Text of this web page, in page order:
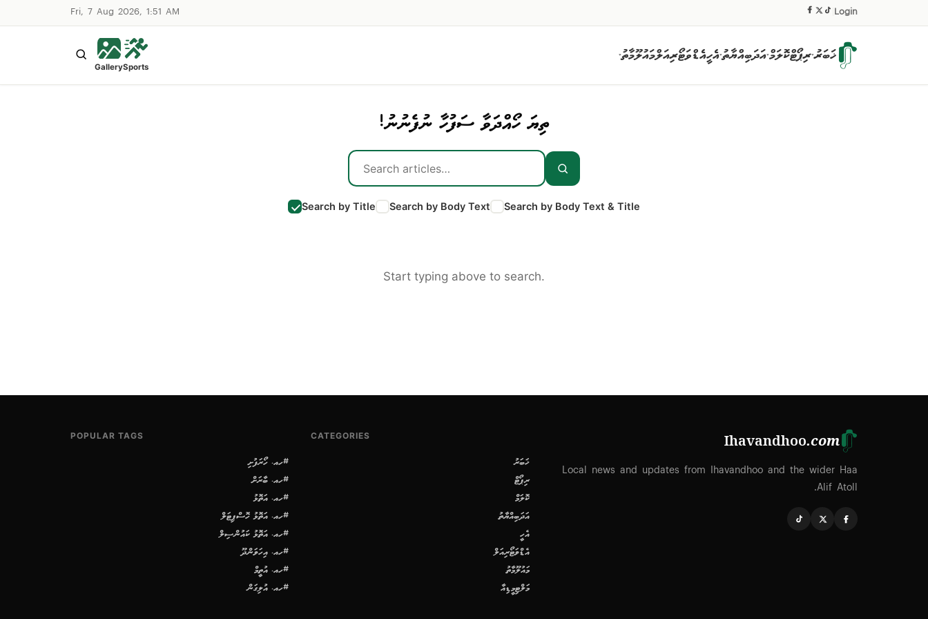
Fri, 7 Aug 2026, 1:51 AM Login
ޚަބަރު▾ރިޕޯޓްކޮލަމް▾އަދަބިއްޔާތު▾އެހީއެޑްވަޓޯރިއަލްމައުލޫމާތު▾
Sports
Gallery
ތިޔަ ހޯއްދަވާ ސަފުހާ ނުފެނުނު!
Search by Title Search by Body Text Search by Body Text & Title
Start typing above to search.
Ihavandhoo.com
Local news and updates from Ihavandhoo and the wider Haa
Alif Atoll.
CATEGORIES
ޚަބަރު
ރިޕޯޓް
ކޮލަމް
އަދަބިއްޔާތު
އެހީ
އެޑްވަޓޯރިއަލް
މައުލޫމާތު
މަލްޓިމީޑިއާ
POPULAR TAGS
#ހއ. ހޯރަފުށި
#ހއ. ބާރަށް
#ހއ. އަތޮޅު
#ހއ. އަތޮޅު ހޮސްޕިޓަލް
#ހއ. އަތޮޅު ކައުންސިލް
#ހއ. އިހަވަންދޫ
#ހއ. އުތީމް
#ހއ. އުލިގަން